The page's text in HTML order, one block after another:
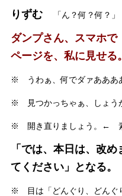
りずむ 「ん？何？何？」
ダンプさん、スマホ
ページを、私に見せる。
※ うわぁ、何でダァあああ
※ 見つかっちゃぁ、しょう
※ 開き直りましょう。← 素
「では、本日は、改
てください」となる。
※ 目は「どんぐり、どんぐ